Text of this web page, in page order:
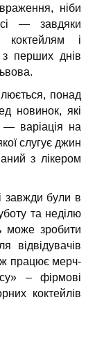
ніби
— завдяки
коктейлям і
перших днів
понад
новинок, які
— варіація на
слугує джин
з лікером
завжди були в
та неділю
може зробити
відвідувачів
працює мерч-
– фірмові
коктейлів